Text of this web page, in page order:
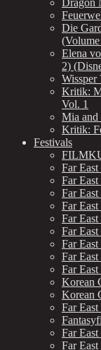
Dragon
Die
Elena
2)
Wissper
Kritik:
Vol. 1
Mia and
Kritik:
Festivals
Far
Far
Far
Far
Far
Far
Far
Far
Far
Korean
Korean
Far
Far
Far